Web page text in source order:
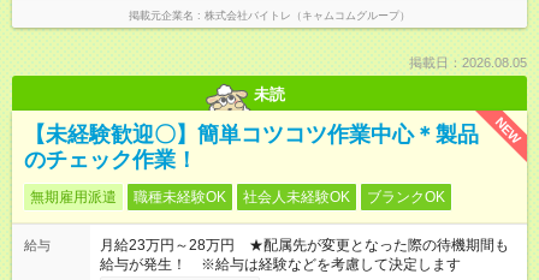
掲載元企業名 株式会社バイトレ（キャムコムグループ）
掲載日：2026.08.05
未読
NEW
【未経験歓迎〇】簡単コツコツ作業中心＊製品
のチェック作業！
無期雇用派遣 職種未経験OK 社会人未経験OK ブランクOK
給与
月給23万円～28万円 ★配属先が変更となった際の待機期間も
給与が発生！ ※給与は経験などを考慮して決定します